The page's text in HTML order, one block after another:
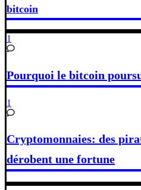
bitcoin
1
Pourquoi le bitcoin
1
Cryptomonnaies: des
dérobent une fortune